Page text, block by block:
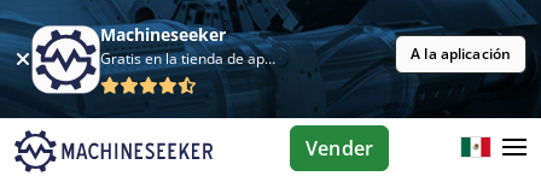
Machineseeker
Gratis en la tienda de aplicaciones A la aplicación
Vender